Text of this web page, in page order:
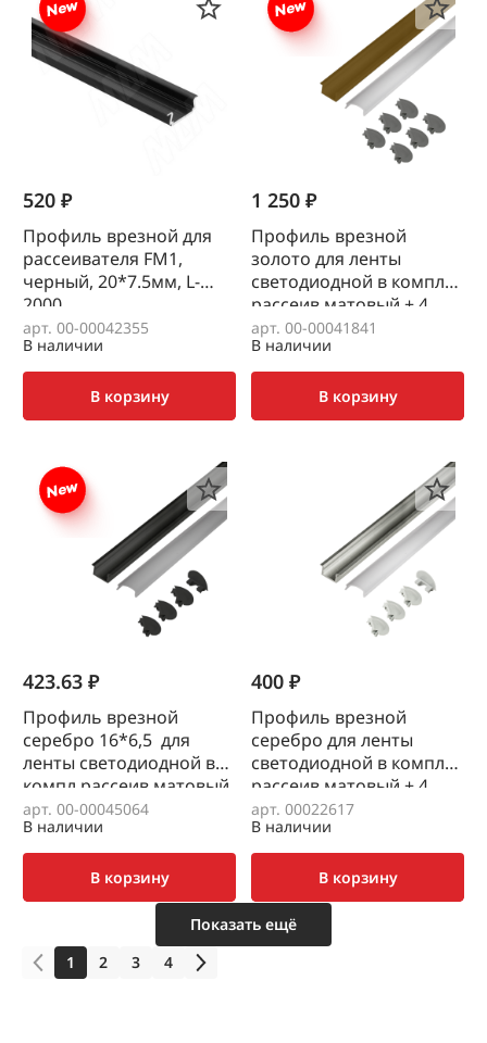
520 ₽
Профиль врезной для
рассеивателя FM1,
черный, 20*7.5мм, L-
2000
арт. 00-00042355
В наличии
В корзину
1 250 ₽
Профиль врезной
золото для ленты
светодиодной в компл
рассеив матовый + 4
заглушки серые, L=2,0м
арт. 00-00041841
В наличии
В корзину
423.63 ₽
Профиль врезной
серебро 16*6,5 для
ленты светодиодной в
компл рассеив матовый
+ 4 заглушки, L=2,0м
арт. 00-00045064
В наличии
В корзину
400 ₽
Профиль врезной
серебро для ленты
светодиодной в компл
рассеив матовый + 4
заглушки, L=2,0м
арт. 00022617
В наличии
В корзину
Показать ещё
1
2 3 4